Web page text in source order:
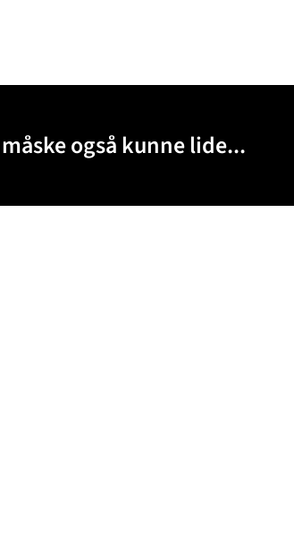
også kunne lide...